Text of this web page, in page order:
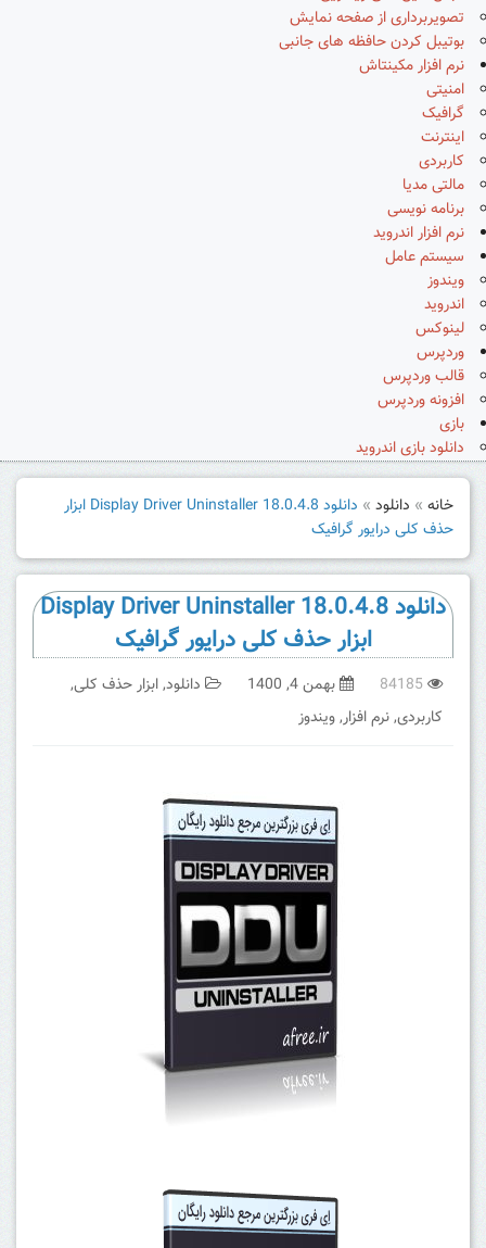
تصویربرداری از صفحه نمایش
بوتیبل کردن حافظه های جانبی
نرم افزار مکینتاش
امنیتی
گرافیک
اینترنت
کاربردی
مالتی مدیا
برنامه نویسی
نرم افزار اندروید
سیستم عامل
ویندوز
اندروید
لینوکس
وردپرس
قالب وردپرس
افزونه وردپرس
بازی
دانلود بازی اندروید
خانه » دانلود »
دانلود Display Driver Uninstaller 18.0.4.8 ابزار
حذف کلی درایور گرافیک
دانلود Display Driver Uninstaller 18.0.4.8
ابزار حذف کلی درایور گرافیک
84185 بهمن 4, 1400 دانلود,ابزار حذف کلی,
کاربردی,نرم افزار,ویندوز